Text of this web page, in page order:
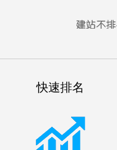
快速排名